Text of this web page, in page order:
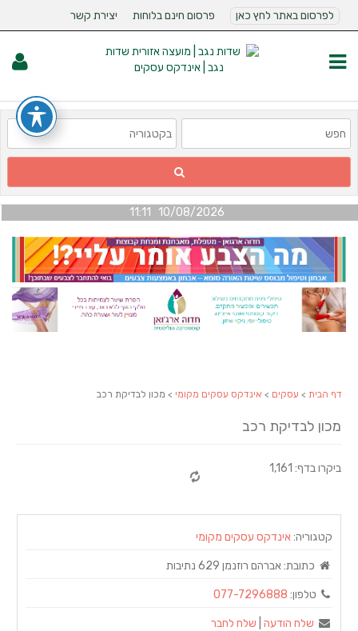
לפרסום באתר לחץ כאן פרסום חינם בלוחות יצירת קשר
10/08/2026 11:11
דף הבית > עסקים > אינדקס עסקים מקומי > מכון לבדיקת רכב
מכון לבדיקת רכב
ביקרו בדף: 1,161
קטגוריה:אינדקס עסקים מקומי
כתובת:אברהם רוזנמן 629 נתיבות
טלפון: 077-7296888
שלח הודעה שלח לחבר